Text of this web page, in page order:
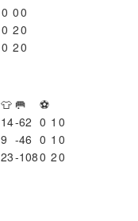
0 00
0 20
0 20
👕 🥅
⚽
14-62 0 1 0
9 -46 0 1 0
23-1080 20